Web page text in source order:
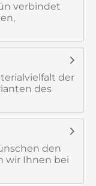
verbindet
der
des
den
wir Ihnen bei